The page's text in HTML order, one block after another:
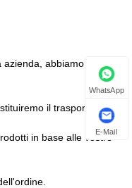
abbiamo creato
il trasporto.
in base alle vostre
WhatsApp
E-Mail